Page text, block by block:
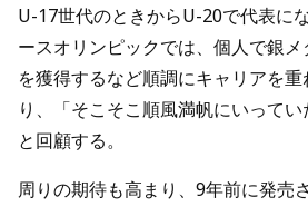
U-17世代のときからU-20で代表に
ースオリンピックでは、個人で銀
を獲得するなど順調にキャリアを
り、「そこそこ順風満帆にいってい
と回顧する。
周りの期待も高まり、9年前に発売